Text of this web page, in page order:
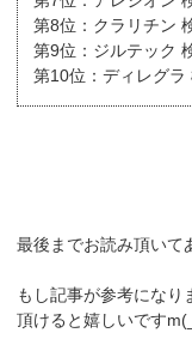
第8位：クラリチン
第9位：ジルテック
第10位：ディレグラ
最後までお読み頂いて
もし記事が参考になり
頂けると嬉しいです